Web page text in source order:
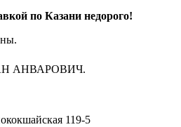
по Казани недорого!
АНВАРОВИЧ.
119-5